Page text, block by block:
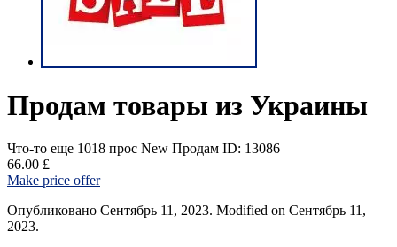
Продам товары из Украины
Что-то еще 1018 прос New Продам ID: 13086
66.00 £
Make price offer
Опубликовано Сентябрь 11, 2023. Modified on Сентябрь 11,
2023.